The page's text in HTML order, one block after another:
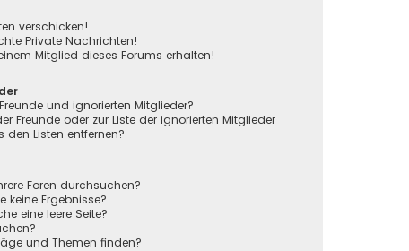
verschicken!
Private Nachrichten!
Mitglied dieses Forums erhalten!
und ignorierten Mitglieder?
Freunde oder zur Liste der ignorierten Mitglieder
Listen entfernen?
Foren durchsuchen?
keine Ergebnisse?
eine leere Seite?
und Themen finden?